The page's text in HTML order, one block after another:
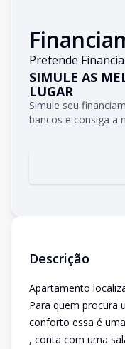
Pretende
SIMULE AS
LUGAR
Simule seu
bancos e consiga a
Descrição
Apartamento
Para quem procura
conforto essa é
, conta com uma